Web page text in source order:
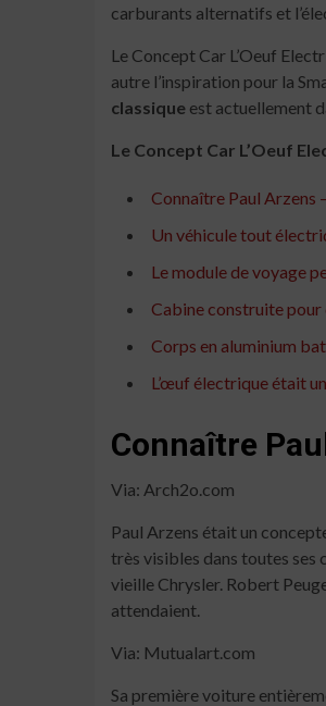
carburants alternatifs et
Le Concept Car L’Oeuf
autre l’inspiration pour la
classique est actuellement
Le Concept Car L’Oeuf
Connaître Paul Arzens
Un véhicule tout
Le module de voyage
Cabine construite pour
Corps en aluminium
L’œuf électrique était
Connaître
Via: Arch2o.com
Paul Arzens était un
très visibles dans toutes ses
vieille Chrysler. Robert
attendaient.
Via: Mutualart.com
Sa première voiture